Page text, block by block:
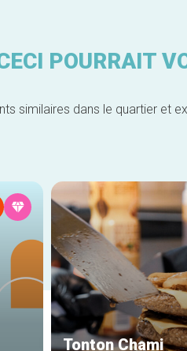
POURRAIT
similaires dans le quartier et
Tonton Chami